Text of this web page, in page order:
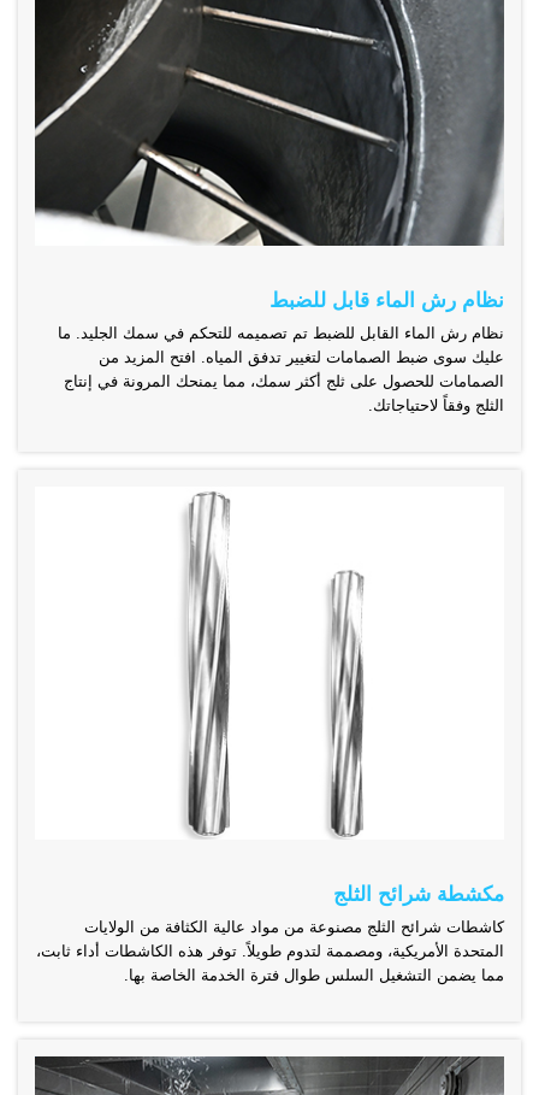
نظام رش الماء قابل للضبط
نظام رش الماء القابل للضبط تم تصميمه للتحكم في سمك الجليد. ما
عليك سوى ضبط الصمامات لتغيير تدفق المياه. افتح المزيد من
الصمامات للحصول على ثلج أكثر سمك، مما يمنحك المرونة في إنتاج
الثلج وفقاً لاحتياجاتك.
مكشطة شرائح الثلج
كاشطات شرائح الثلج مصنوعة من مواد عالية الكثافة من الولايات
المتحدة الأمريكية، ومصممة لتدوم طويلاً. توفر هذه الكاشطات أداء ثابت،
مما يضمن التشغيل السلس طوال فترة الخدمة الخاصة بها.